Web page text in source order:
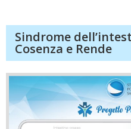
Sindrome
Cosenza e Rende